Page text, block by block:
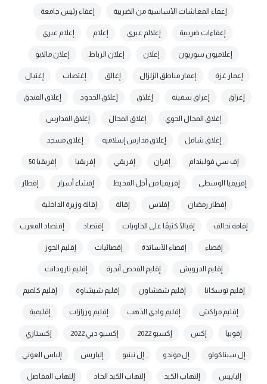
إعفاء المعاشات الأساسية من الضريبة إعفاء رئيس جامعة
إعفاءات ضريبية إعلالم عبري إعلام إعلام عبري
إعلاميون سوريون إعلان إعلان الرباط إعلان مالابو
إعمار غزة إعمار مناطق الزلزال إغالق إغتصاب إغتيال
إغراق إغراق سفينة إغلاق إغلاق الحدود إغلاق الفندق
إغلاق المجال الجوي إغلاق المحال إغلاق المدارس
إغلاق شامل إغلاق مدارس إسلامية إغلاق مسجد
إف سي فوليندام إفران إفريقي إفريقيا إفريقيا 50
إفريقيا الوسطى إفريقيا من أجل المحيط إفشاء أسرار إفطار
إفطار رمضان إفلاس إقالة إقالة وزيرة الداخلية
إقامة تحالف إقبالًا كثيفًا على الحلويات إقتصاد إقتصاد المغرب
إقصاء إقصاء الأساتذة إقصائيات إقليم الحوز
إقليم الدرويش إقليم الفحص أنجرة إقليم تارودانت
إقليم توسكانا إقليم شفشاون إقليم شيشاوة إقليم كلميم
إقليم مراكش إقليم وادي الذهب إقليم ورزازات إقليمية
إقوبيا إكس إكسبو 2022 إكسبو دبي 2022 إكستازي
إل سيناكولو إل موندو إل نينيو إلباريس إلباس العوني
إلباييس إلتهاب الكبد إلتهاب الكبد الحاد إلتهاب المفاصل